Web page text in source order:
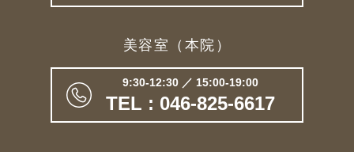
美容室（本院）
9:30-12:30 ／ 15:00-19:00
TEL : 046-825-6617